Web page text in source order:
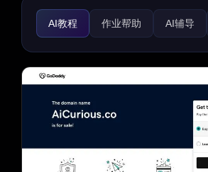
作业帮助 AI辅导
AI知识图谱
AI教程
AI课程 AI知识
AI测验